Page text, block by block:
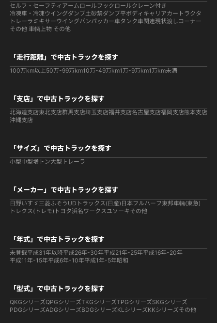
セルフ・セーフティ アームロールフックロールクレーン付き
冷凍車・冷凍ウイングダンプ土砂禁ダンプ平ボディ キャリアカー トラクタ
トレーラ ミキサーウイングバンパッカー車タンク車関連現状渡しコーナー
その他 車輌上物 その他
「走行距離」で中古トラックを探す
100万km以上50万-99万km10万-49万km1万-9万km1万km未満
「支店」で中古トラックを探す
北海道支店東北支店群馬支店埼玉支店福井支店名古屋支店福岡支店熊本支店
沖縄支店
「サイズ」で中古トラックを探す
小型中型増トン大型 トレーラ
「メーカー」で中古トラックを探す
日野いすゞ 三菱ふそう UDトラックス(日産) 日本フルハーフ 東邦車輛(東急)
トレクス(トレモ) トヨタ浜名ワークスユソーキその他
「年式」で中古トラックを探す
未登録平成31年以降平成26年-30年平成21年-25年平成16年-20年
平成11年-15年平成6年-10年平成1年-5年昭和
「型式」で中古トラックを探す
QKGシリーズQPGシリーズTKGシリーズTPGシリーズSKGシリーズ
PDGシリーズADGシリーズBDGシリーズKLシリーズKKシリーズその他